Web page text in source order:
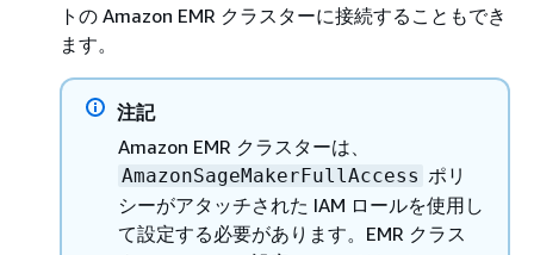
トの Amazon EMR クラスターに接続することもでき
ます。
注記
Amazon EMR クラスターは、
AmazonSageMakerFullAccess ポリ
シーがアタッチされた IAM ロールを使用し
て設定する必要があります。EMR クラス